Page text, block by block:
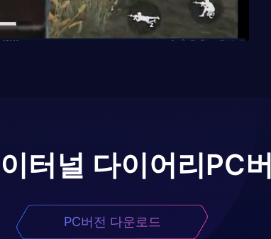
이터널 다이어리PC
PC버전 다운로드